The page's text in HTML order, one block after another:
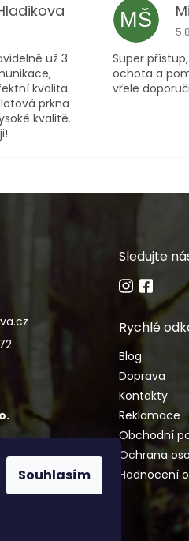
Souhlasím
obchodu je 5 z 5 hvězdiček.
už 3
kvalita.
prkna
kvalitě.
MŠ
Super
ochota a
vřele
Vinohrady, 120
Sledujte
Rychlé
Blog
Doprava
Kontakty
Reklamace
Obchodní
Ochrana
Hodnocení